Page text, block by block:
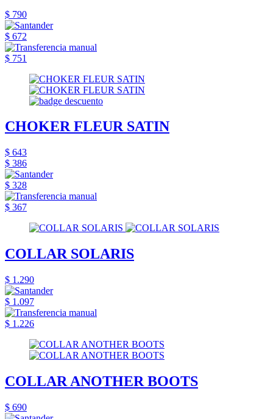
$ 790
$ 672
$ 751
CHOKER FLEUR SATIN
$ 643
$ 386
$ 328
$ 367
COLLAR SOLARIS
$ 1.290
$ 1.097
$ 1.226
COLLAR ANOTHER BOOTS
$ 690